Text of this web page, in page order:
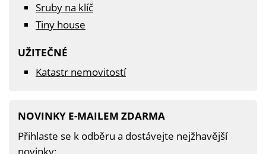
Sruby na klíč
Tiny house
UŽITEČNÉ
Katastr nemovitostí
NOVINKY E-MAILEM ZDARMA
Přihlaste se k odběru a dostávejte nejžhavější